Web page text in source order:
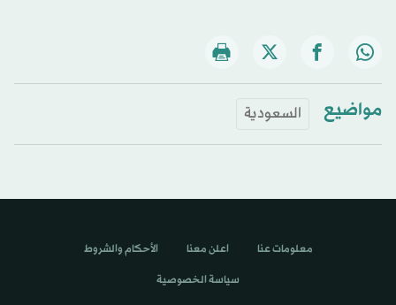
مواضيع السعودية
معلومات عنا اعلن معنا الأحكام والشروط
سياسة الخصوصية